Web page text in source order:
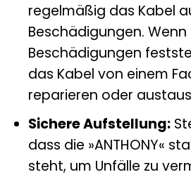
regelmäßig das Kabel
Beschädigungen. Wenn
Beschädigungen
das Kabel von einem
reparieren oder
Sichere Aufstellung:
dass die »ANTHONY«
steht, um Unfälle zu